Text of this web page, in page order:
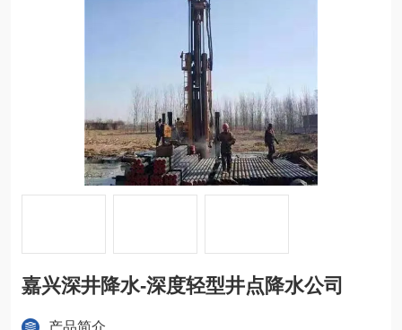
嘉兴深井降水-深度轻型井点降水公司
产品简介